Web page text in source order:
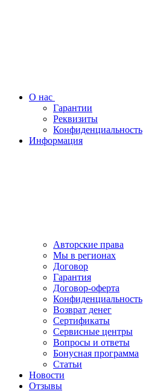
О нас
Гарантии
Реквизиты
Конфиденциальность
Информация
Авторские права
Мы в регионах
Договор
Гарантия
Договор-оферта
Конфиденциальность
Возврат денег
Сертификаты
Сервисные центры
Вопросы и ответы
Бонусная программа
Статьи
Новости
Отзывы